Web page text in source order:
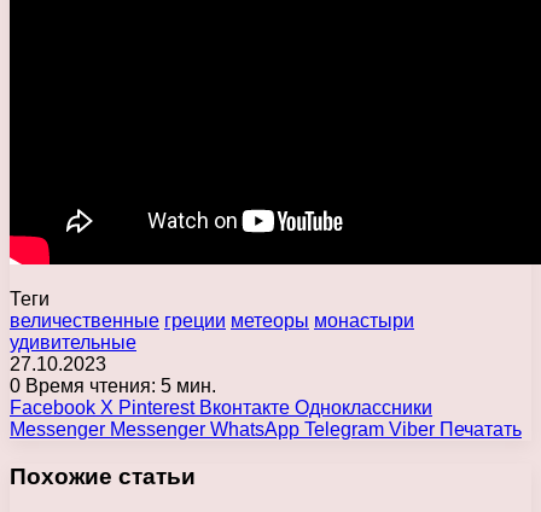
Теги
величественные греции метеоры монастыри
удивительные
27.10.2023
0 Время чтения: 5 мин.
Facebook X Pinterest Вконтакте Одноклассники
Messenger Messenger WhatsApp Telegram Viber Печатать
Похожие статьи